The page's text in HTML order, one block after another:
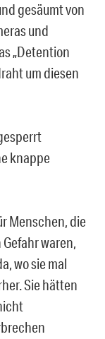
gesäumt von
und
„Detention
um diesen
knappe
Menschen, die
waren,
wo sie mal
Sie hätten